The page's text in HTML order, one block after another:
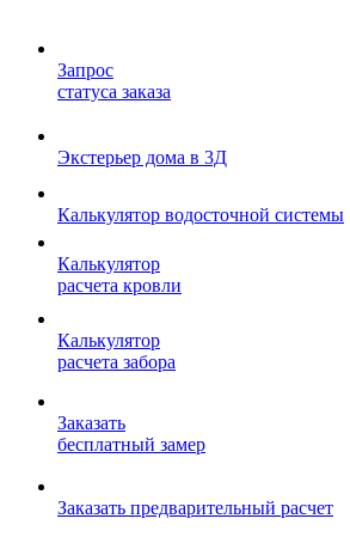
Запрос
статуса заказа
Экстерьер дома в 3Д
Калькулятор водосточной системы
Калькулятор
расчета кровли
Калькулятор
расчета забора
Заказать
бесплатный замер
Заказать предварительный расчет